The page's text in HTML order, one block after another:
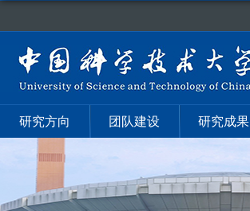
研究方向 团队建设 研究成果